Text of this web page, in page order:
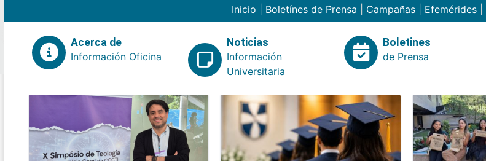
Inicio Boletínes de Prensa Campañas Efemérides
Acerca de
Información Oficina
Noticias
Información
Universitaria
Boletines
de Prensa